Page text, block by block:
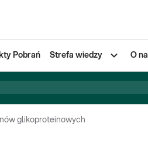
Pobrań Strefa wiedzy O
glikoproteinowych